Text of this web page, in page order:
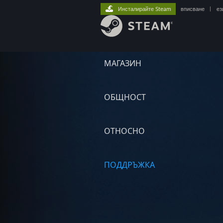
МАГАЗИН
ОБЩНОСТ
ОТНОСНО
ПОДДРЪЖКА
Инсталирайте Steam вписване